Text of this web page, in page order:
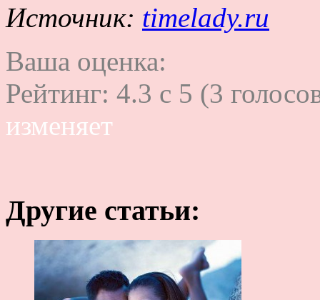
Источник: timelady.ru
Ваша оценка:
Рейтинг: 4.3 c 5 (3
изменяет
Другие статьи: